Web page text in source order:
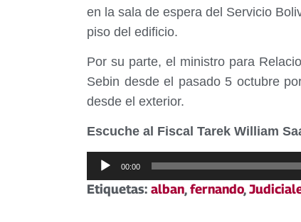
en la sala de espera del Servicio
piso del edificio.
Por su parte, el ministro para
Sebin desde el pasado 5 octubre
desde el exterior.
Escuche al Fiscal Tarek William
Reproductor
de
audio
00:00
Etiquetas: alban,fernando,